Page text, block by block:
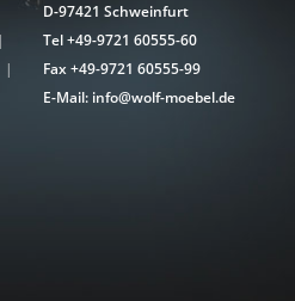
D-97421 Schweinfurt
Tel +49-9721 60555-60
Fax +49-9721 60555-99
E-Mail: info@wolf-moebel.de